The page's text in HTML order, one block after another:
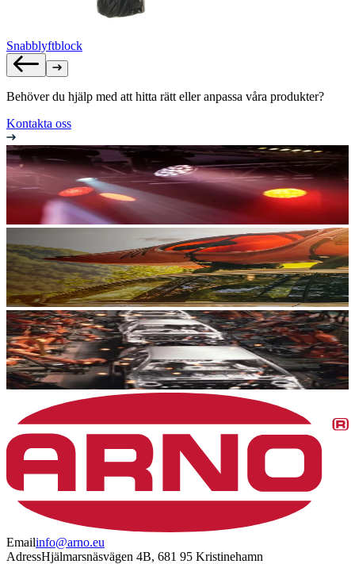
Snabblyftblock
Behöver du hjälp med att hitta rätt eller anpassa våra produkter?
Kontakta oss
Emailinfo@arno.eu
AdressHjälmarsnäsvägen 4B, 681 95 Kristinehamn